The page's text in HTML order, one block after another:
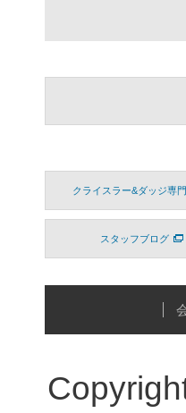
クライスラー&ダッジ専
スタッフブログ